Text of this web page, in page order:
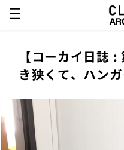
【コーカイ日誌
き狭くて、ハン